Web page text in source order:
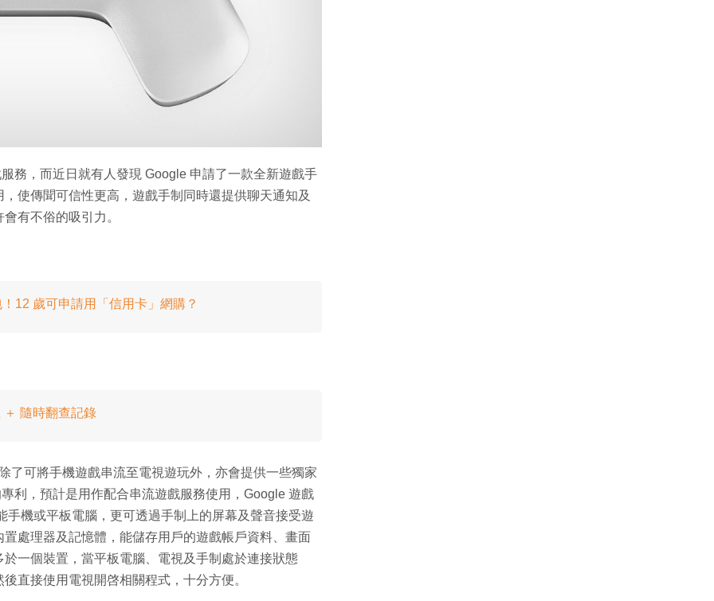
務，而近日就有人發現 Google 申請了一款全新遊戲手
使傳聞可信性更高，遊戲手制同時還提供聊天通知及
有不俗的吸引力。
12 歲可申請用「信用卡」網購？
隨時翻查記錄
了可將手機遊戲串流至電視遊玩外，亦會提供一些獨家
利，預計是用作配合串流遊戲服務使用，Google 遊戲
機或平板電腦，更可透過手制上的屏幕及聲音接受遊
處理器及記憶體，能儲存用戶的遊戲帳戶資料、畫面
一個裝置，當平板電腦、電視及手制處於連接狀態
直接使用電視開啓相關程式，十分方便。